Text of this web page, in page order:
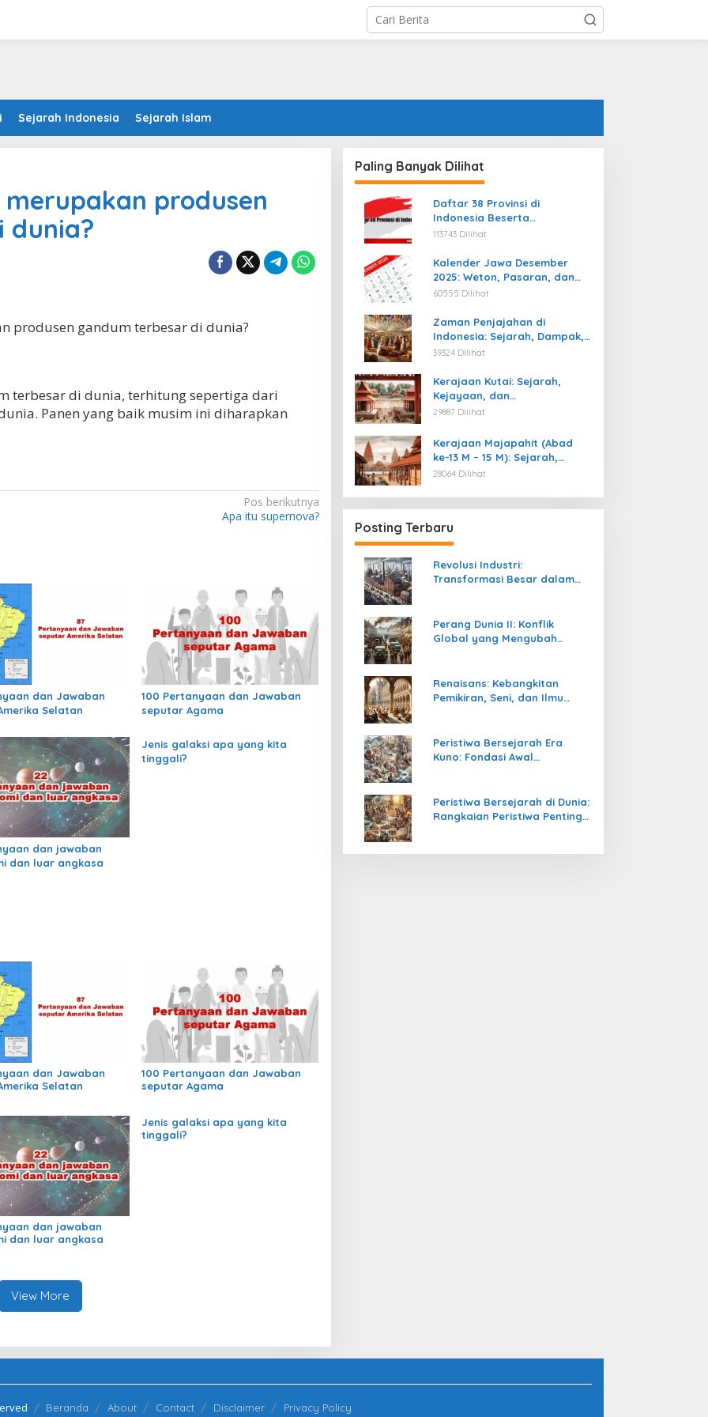
Sejarah Indonesia Sejarah Islam
produsen
dunia?
produsen gandum terbesar di dunia?
terbesar di dunia, terhitung sepertiga dari
Panen yang baik musim ini diharapkan
Pos berikutnya
Apa itu supernova?
dan Jawaban
Selatan
100 Pertanyaan dan Jawaban
seputar Agama
dan jawaban
dan luar angkasa
Jenis galaksi apa yang kita
tinggali?
dan Jawaban
Selatan
100 Pertanyaan dan Jawaban
seputar Agama
dan jawaban
dan luar angkasa
Jenis galaksi apa yang kita
tinggali?
View More
Paling Banyak Dilihat
Daftar 38 Provinsi di
Indonesia Beserta
Ibukotanya Terbaru
113743 Dilihat
Kalender Jawa Desember
2025: Weton, Pasaran, dan
Hari Baik
60555 Dilihat
Zaman Penjajahan di
Indonesia: Sejarah, Dampak,
dan Perjuangan Menuju
39324 Dilihat
Kerajaan Kutai: Sejarah,
Kejayaan, dan
Peninggalannya (Abad ke-4
29887 Dilihat
Kerajaan Majapahit (Abad
ke-13 M – 15 M): Sejarah,
Kejayaan, dan
28064 Dilihat
Posting Terbaru
Revolusi Industri:
Transformasi Besar dalam
Perang Dunia II: Konflik
Global yang Mengubah
Renaisans: Kebangkitan
Pemikiran, Seni, dan Ilmu
Peristiwa Bersejarah Era
Kuno: Fondasi Awal
Peristiwa Bersejarah di Dunia:
Rangkaian Peristiwa Penting
Beranda About Contact Disclaimer Privacy Policy